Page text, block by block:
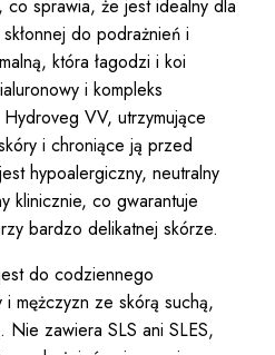
sprawia, że jest idealny dla
do podrażnień i
która łagodzi i koi
i kompleks
Hydroveg VV, utrzymujące
i chroniące ją przed
hypoalergiczny, neutralny
klinicznie, co gwarantuje
bardzo delikatnej skórze.
do codziennego
mężczyzn ze skórą suchą,
zawiera SLS ani SLES,